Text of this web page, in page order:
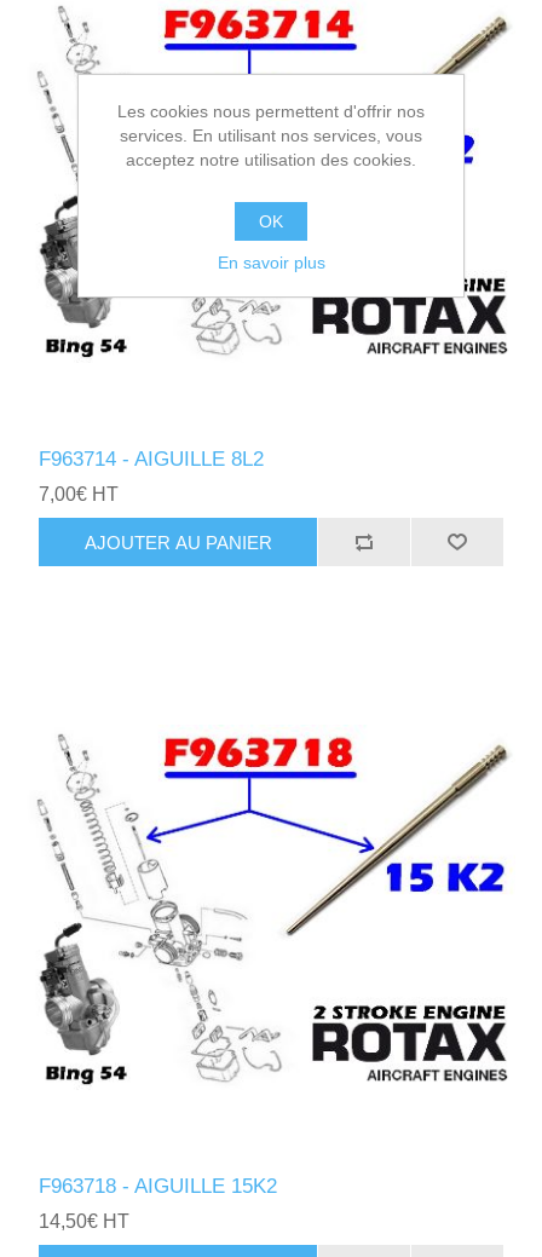
F963714 - AIGUILLE 8L2
7,00€ HT
AJOUTER AU PANIER
F963718 - AIGUILLE 15K2
14,50€ HT
Les cookies nous permettent d'offrir nos
services. En utilisant nos services, vous
acceptez notre utilisation des cookies.
OK
En savoir plus